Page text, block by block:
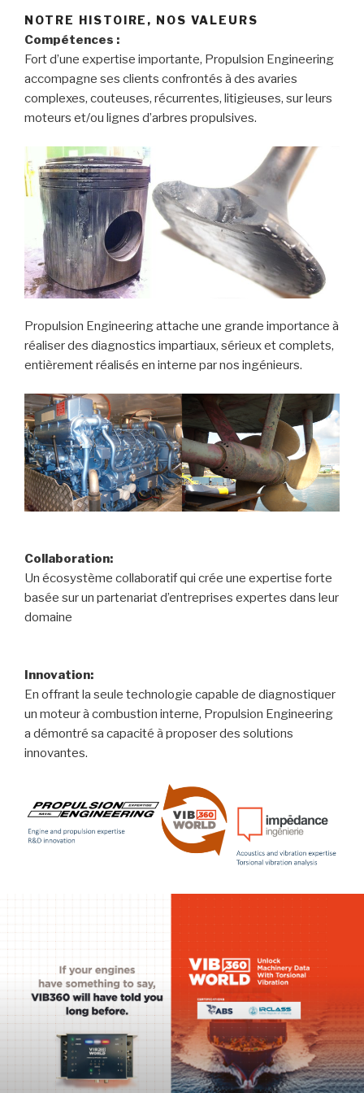
NOTRE HISTOIRE, NOS VALEURS
Compétences :
Fort d’une expertise importante, Propulsion Engineering
accompagne ses clients confrontés à des avaries
complexes, couteuses, récurrentes, litigieuses, sur leurs
moteurs et/ou lignes d’arbres propulsives.
Propulsion Engineering attache une grande importance à
réaliser des diagnostics impartiaux, sérieux et complets,
entièrement réalisés en interne par nos ingénieurs.
Collaboration:
Un écosystème collaboratif qui crée une expertise forte
basée sur un partenariat d’entreprises expertes dans leur
domaine
Innovation:
En offrant la seule technologie capable de diagnostiquer
un moteur à combustion interne, Propulsion Engineering
a démontré sa capacité à proposer des solutions
innovantes.